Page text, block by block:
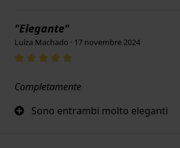
"Elegante"
Luíza Machado · 17 novembre 2024
Completamente
Sono entrambi molto eleganti